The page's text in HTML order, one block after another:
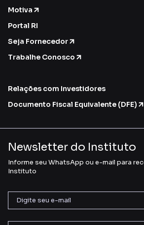
Motiva
Portal RI
Seja Fornecedor
Trabalhe Conosco
Relações com Investidores
Documento Fiscal Equivalente (DFE)
Newsletter do Instituto
Informe seu WhatsApp ou e-mail para
Instituto